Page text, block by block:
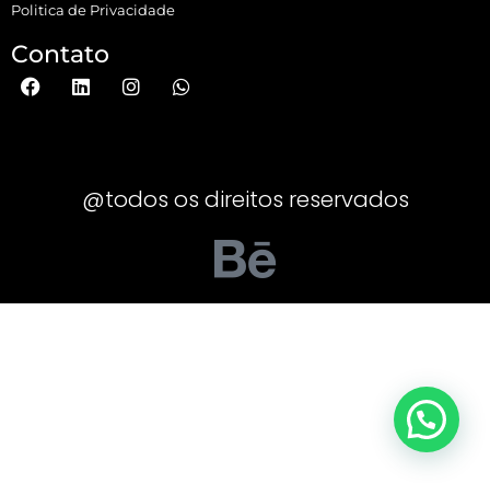
Politica de Privacidade
Contato
@todos os direitos reservados